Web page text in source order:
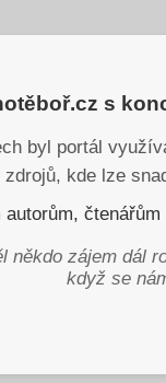
s
byl portál
zdrojů, kde lze
autorům,
někdo zájem dál
když se